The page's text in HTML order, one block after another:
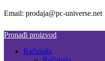
Email: prodaja@pc-universe.net
Pronađi proizvod
Računala